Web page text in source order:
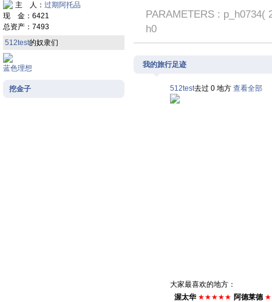
主 人： 过期阿托品
现 金：6421
总资产：7493
512test的奴隶们
蓝色理想
挖金子
PARAMETERS :
h0
我的旅行足迹
512test去过 0 地方 查看全部
大家最喜欢的地方：
渥太华 ★★★★★ 阿德莱德 ★